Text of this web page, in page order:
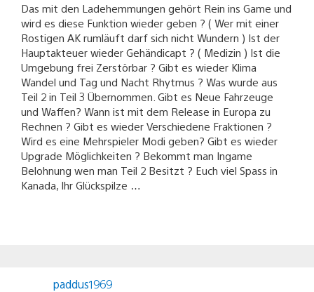
Das mit den Ladehemmungen gehört Rein ins Game und
wird es diese Funktion wieder geben ? ( Wer mit einer
Rostigen AK rumläuft darf sich nicht Wundern ) Ist der
Hauptakteuer wieder Gehändicapt ? ( Medizin ) Ist die
Umgebung frei Zerstörbar ? Gibt es wieder Klima
Wandel und Tag und Nacht Rhytmus ? Was wurde aus
Teil 2 in Teil 3 Übernommen. Gibt es Neue Fahrzeuge
und Waffen? Wann ist mit dem Release in Europa zu
Rechnen ? Gibt es wieder Verschiedene Fraktionen ?
Wird es eine Mehrspieler Modi geben? Gibt es wieder
Upgrade Möglichkeiten ? Bekommt man Ingame
Belohnung wen man Teil 2 Besitzt ? Euch viel Spass in
Kanada, Ihr Glückspilze …
paddus1969